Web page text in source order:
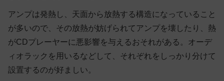
アンプは発熱し、天面から放熱する構造になっていること
が多いので、その放熱が妨げられてアンプを壊したり、熱
がCDプレーヤーに悪影響を与えるおそれがある。オーデ
ィオラックを用いるなどして、それぞれをしっかり分けて
設置するのが好ましい。